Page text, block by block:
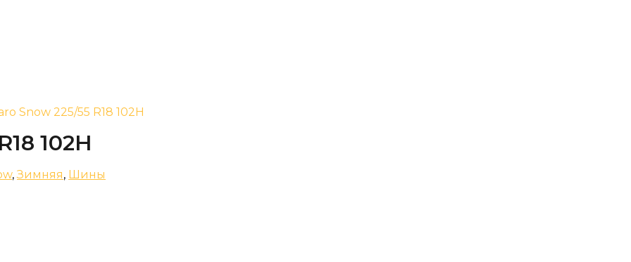
Snow 225/55 R18 102H
102H
,Зимняя, Шины